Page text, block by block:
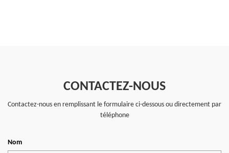
CONTACTEZ-NOUS
Contactez-nous en remplissant le formulaire ci-dessous ou directement par
téléphone
Nom